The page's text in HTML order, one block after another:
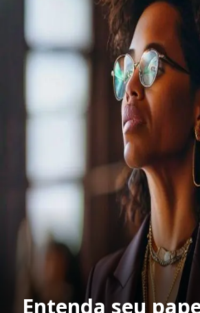
Entenda seu